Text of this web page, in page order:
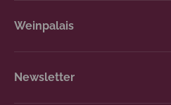
Weinpalais
Newsletter